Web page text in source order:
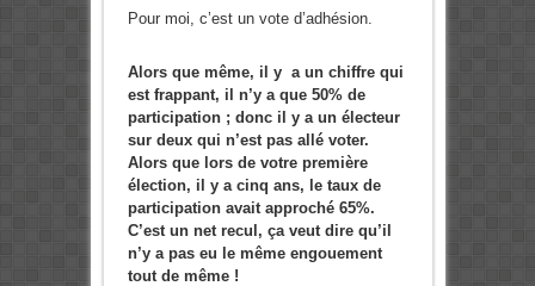
Pour moi, c’est un vote d’adhésion.
Alors que même, il y a un chiffre qui
est frappant, il n’y a que 50% de
participation ; donc il y a un électeur
sur deux qui n’est pas allé voter.
Alors que lors de votre première
élection, il y a cinq ans, le taux de
participation avait approché 65%.
C’est un net recul, ça veut dire qu’il
n’y a pas eu le même engouement
tout de même !